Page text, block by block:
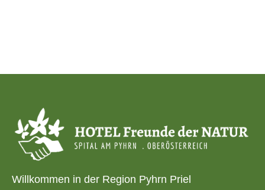
Willkommen in der Region Pyhrn Priel